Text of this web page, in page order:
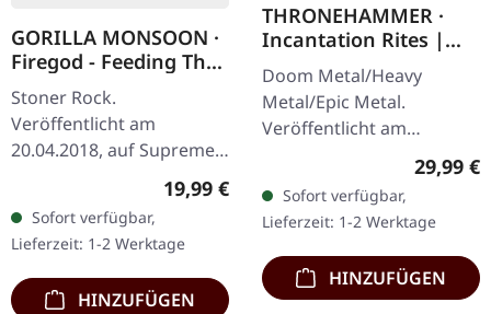
GORILLA MONSOON ·
Firegod - Feeding The
Beast | RED LP
Stoner Rock.
Veröffentlicht am
20.04.2018, auf Supreme
Transparent rotes Vinyl,
limitiert auf 200
handnummerierte
Exemplare. · 180g…
Regulärer Preis:
19,99 €
Sofort verfügbar,
Lieferzeit: 1-2 Werktage
HINZUFÜGEN
THRONEHAMMER ·
Incantation Rites |
SPLATTER 2LP
Doom Metal/Heavy
Metal/Epic Metal.
Veröffentlicht am
21.10.2022, auf Supreme
Chaos Records. SCR-
exklusives Transparent
Rot/Schwarz/Weiß…
29,99 €
Sofort verfügbar,
Lieferzeit: 1-2 Werktage
HINZUFÜGEN